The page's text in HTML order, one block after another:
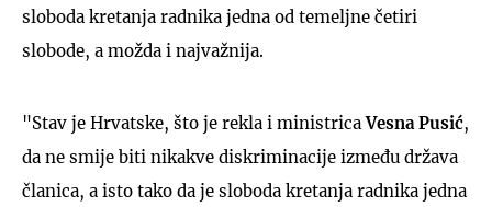
sloboda kretanja radnika jedna od temeljne četiri
slobode, a možda i najvažnija.
"Stav je Hrvatske, što je rekla i ministricaVesna Pusić,
da ne smije biti nikakve diskriminacije između država
članica, a isto tako da je sloboda kretanja radnika jedna